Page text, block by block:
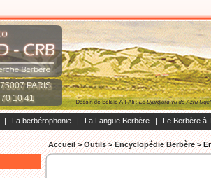
PARIS
10 41
| La berbérophonie | La Langue Berbère | Le Berbère à
Accueil>Outils>Encyclopédie Berbère>